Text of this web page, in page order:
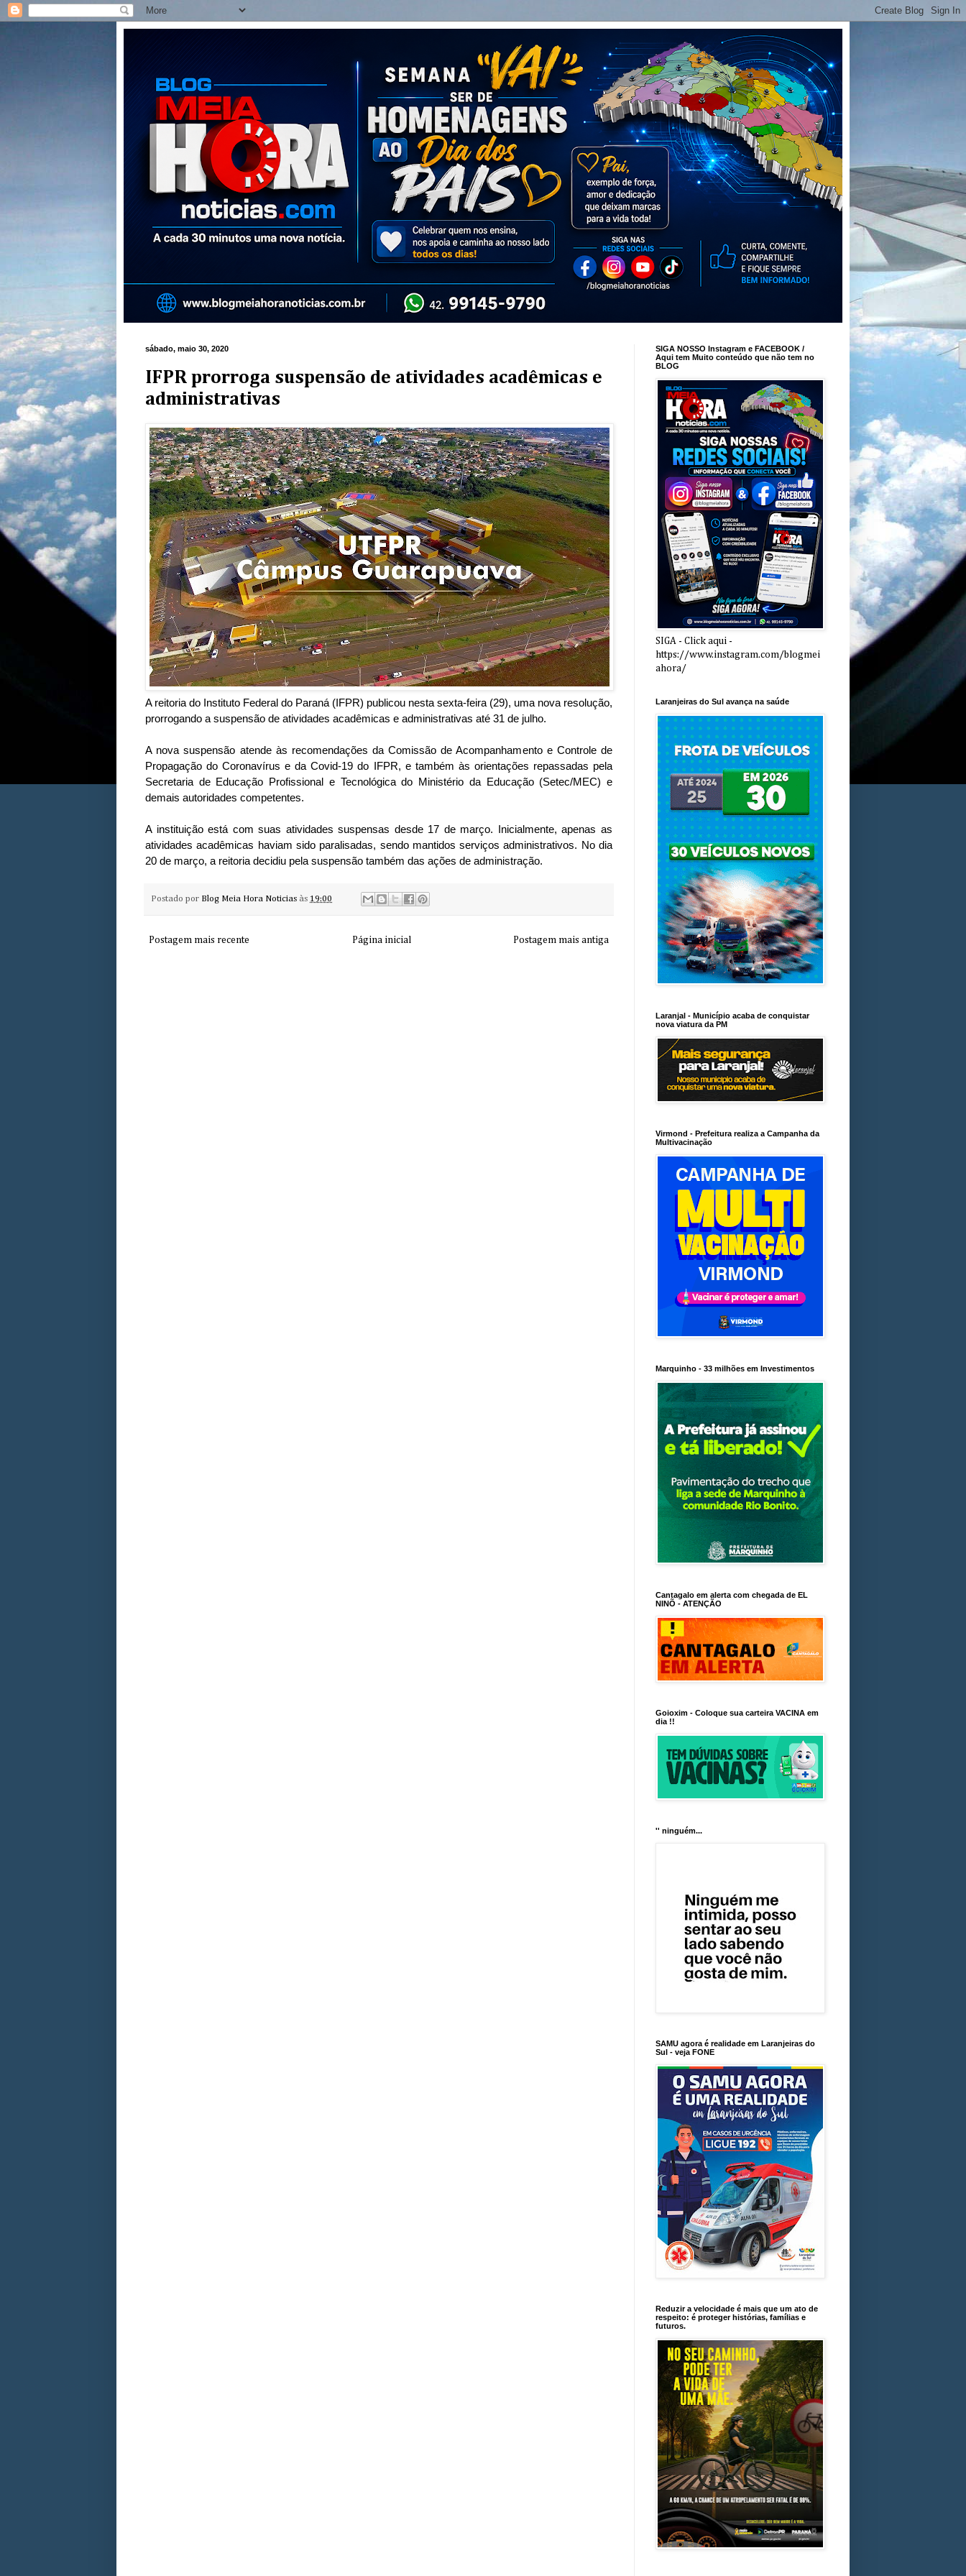
sábado, maio 30, 2020
IFPR prorroga suspensão de atividades acadêmicas e
administrativas
A reitoria do Instituto Federal do Paraná (IFPR) publicou nesta sexta-feira (29), uma nova resolução,
prorrogando a suspensão de atividades acadêmicas e administrativas até 31 de julho.
A nova suspensão atende às recomendações da Comissão de Acompanhamento e Controle de
Propagação do Coronavírus e da Covid-19 do IFPR, e também às orientações repassadas pela
Secretaria de Educação Profissional e Tecnológica do Ministério da Educação (Setec/MEC) e
demais autoridades competentes.
A instituição está com suas atividades suspensas desde 17 de março. Inicialmente, apenas as
atividades acadêmicas haviam sido paralisadas, sendo mantidos serviços administrativos. No dia
20 de março, a reitoria decidiu pela suspensão também das ações de administração.
Postado por Blog Meia Hora Noticias às 19:00
Postagem mais recente Postagem mais antiga
Página inicial
SIGA NOSSO Instagram e FACEBOOK /
Aqui tem Muito conteúdo que não tem no
BLOG
SIGA - Click aqui -
https://www.instagram.com/blogmei
ahora/
Laranjeiras do Sul avança na saúde
Laranjal - Município acaba de conquistar
nova viatura da PM
Virmond - Prefeitura realiza a Campanha da
Multivacinação
Marquinho - 33 milhões em Investimentos
Cantagalo em alerta com chegada de EL
NINÕ - ATENÇÃO
Goioxim - Coloque sua carteira VACINA em
dia !!
'' ninguém...
SAMU agora é realidade em Laranjeiras do
Sul - veja FONE
Reduzir a velocidade é mais que um ato de
respeito: é proteger histórias, famílias e
futuros.